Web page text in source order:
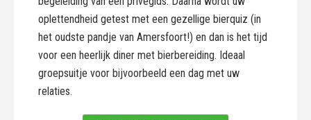
oplettendheid getest met een gezellige bierquiz (in
het oudste pandje van Amersfoort!) en dan is het tijd
voor een heerlijk diner met bierbereiding. Ideaal
groepsuitje voor bijvoorbeeld een dag met uw
relaties.